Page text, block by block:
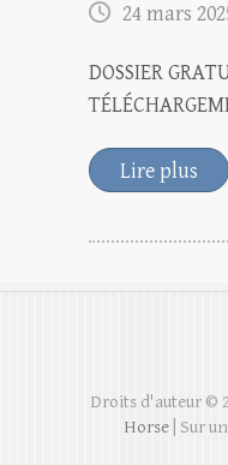
24 mars
DOSSIER
Lire plus
Droits d'auteur ©
Horse | Sur